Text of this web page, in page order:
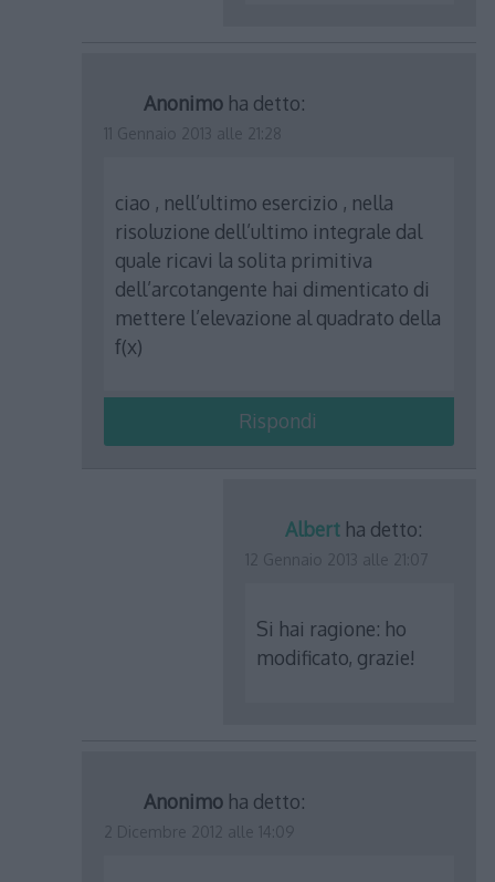
Anonimo ha detto:
ciao , nell’ultimo esercizio , nella
risoluzione dell’ultimo integrale dal
quale ricavi la solita primitiva
dell’arcotangente hai dimenticato di
mettere l’elevazione al quadrato della
f(x)
Rispondi
Albert ha detto:
Si hai ragione: ho
modificato, grazie!
Anonimo ha detto: